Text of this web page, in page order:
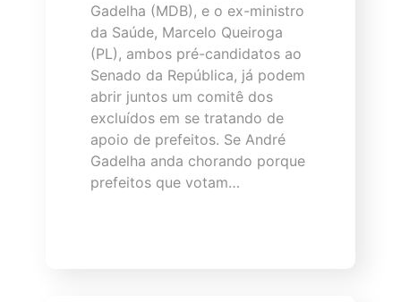
Gadelha (MDB), e o ex-ministro
da Saúde, Marcelo Queiroga
(PL), ambos pré-candidatos ao
Senado da República, já podem
abrir juntos um comitê dos
excluídos em se tratando de
apoio de prefeitos. Se André
Gadelha anda chorando porque
prefeitos que votam…